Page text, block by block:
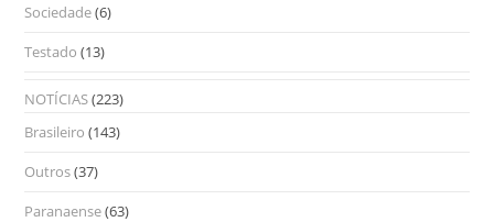
Sociedade(6)
Testado (13)
NOTÍCIAS(223)
Brasileiro (143)
Outros(37)
Paranaense(63)